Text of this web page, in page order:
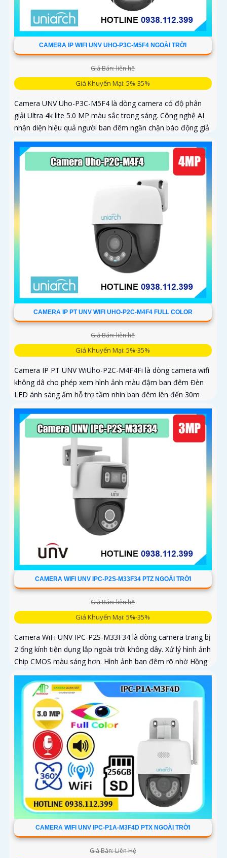
CAMERA IP WIFI UNV UHO-P3C-M5F4 NGOÀI TRỜI
Giá Bán: liên hệ
Giá Khuyến Mại: 5%-35%
Camera UNV Uho-P3C-M5F4 là dòng camera có độ phân
giải Ultra 4k lite 5.0 MP màu sắc trong sáng. Công nghệ AI
nhận diện hiệu quả người ban đêm ngăn chặn báo động giả
CAMERA IP PT UNV WIFI UHO-P2C-M4F4 FULL COLOR
Giá Bán: liên hệ
Giá Khuyến Mại: 5%-35%
Camera IP PT UNV WiUho-P2C-M4F4Fi là dòng camera wifi
không dâ cho phép xem hình ảnh màu đậm ban đêm Đèn
LED ánh sáng ấm hỗ trợ tầm nhìn ban đêm lên đến 30m
vừa chiếu sáng vừa cảnh báo với độ phân giải 4
CAMERA WIFI UNV IPC-P2S-M33F34 PTZ NGOÀI TRỜI
Giá Bán: liên hệ
Giá Khuyến Mại: 5%-35%
Camera WiFi UNV IPC-P2S-M33F34 là dòng camera trang bị
2 ống kính tiện dụng lắp ngoài trời không dây. Xử lý hình ảnh
Chip CMOS màu sáng hơn. Hình ảnh ban đêm rõ nhờ Hồng
Ngoại 30m
CAMERA WIFI UNV IPC-P1A-M3F4D PTX NGOÀI TRỜI
Giá Bán: Liên Hệ